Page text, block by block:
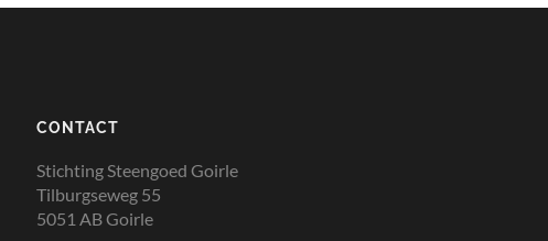
CONTACT
Stichting Steengoed Goirle
Tilburgseweg 55
5051 AB Goirle